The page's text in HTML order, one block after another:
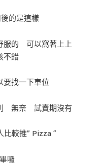
的是這樣
的 可以窩著上上
錯
要找一下車位
無奈 試賣期沒有
較推” Pizza “
囉